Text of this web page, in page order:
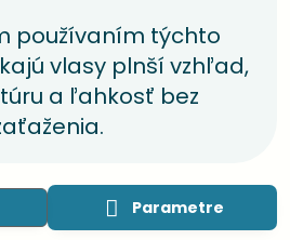
používaním týchto
vlasy plnší vzhľad,
a ľahkosť bez
Parametre